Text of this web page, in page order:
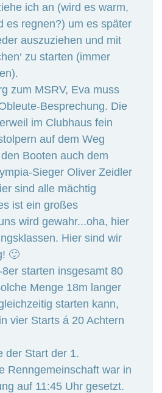
ich an (wird es warm,
es regnen?) um es später
auszuziehen und mit
zu starten (immer
zum MSRV, Eva muss
Besprechung. Die
im Clubhaus fein
auf dem Weg
Booten auch dem
Sieger Oliver Zeidler
sind alle mächtig
ist ein großes
wird gewahr...oha, hier
Hier sind wir
🙂
starten insgesamt 80
Menge 18m langer
starten kann,
vier Starts á 20 Achtern
der Start der 1.
Renngemeinschaft war in
auf 11:45 Uhr gesetzt.